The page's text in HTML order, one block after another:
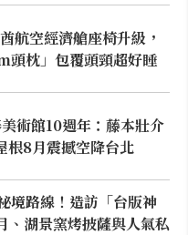
航空經濟艙座椅升級，
枕」包覆頭頸超好睡
術館10週年：藤本壯介
根8月震撼空降台北
境路線！造訪「台版神
、湖景窯烤披薩與人氣私